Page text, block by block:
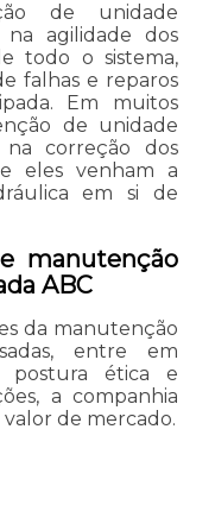
de unidade
na agilidade dos
todo o sistema,
falhas e reparos
Em muitos
de unidade
na correção dos
eles venham a
em si de
manutenção
ABC
da manutenção
entre em
postura ética e
a companhia
de mercado.